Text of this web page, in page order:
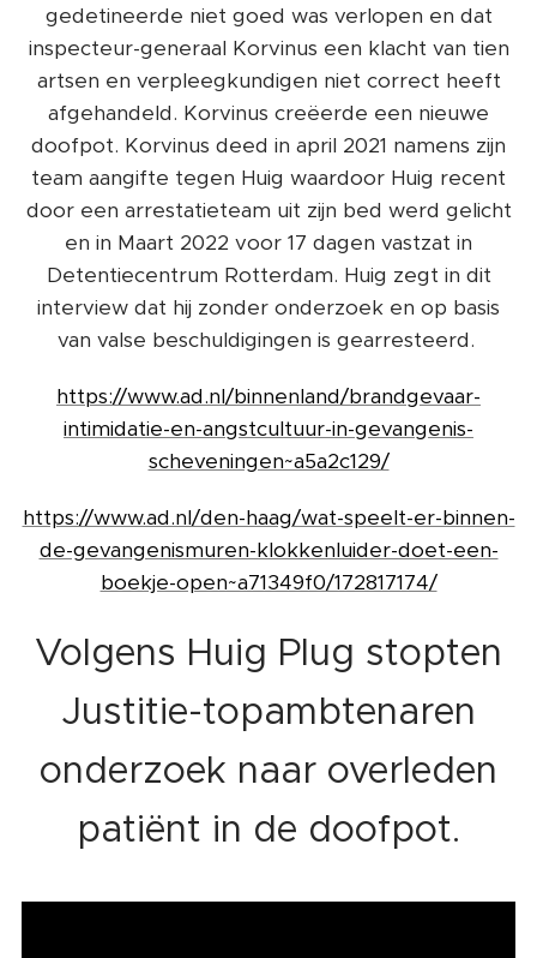
gedetineerde niet goed was verlopen en dat
inspecteur-generaal Korvinus een klacht van tien
artsen en verpleegkundigen niet correct heeft
afgehandeld. Korvinus creëerde een nieuwe
doofpot. Korvinus deed in april 2021 namens zijn
team aangifte tegen Huig waardoor Huig recent
door een arrestatieteam uit zijn bed werd gelicht
en in Maart 2022 voor 17 dagen vastzat in
Detentiecentrum Rotterdam. Huig zegt in dit
interview dat hij zonder onderzoek en op basis
van valse beschuldigingen is gearresteerd.
https://www.ad.nl/binnenland/brandgevaar-
intimidatie-en-angstcultuur-in-gevangenis-
scheveningen~a5a2c129/
https://www.ad.nl/den-haag/wat-speelt-er-binnen-
de-gevangenismuren-klokkenluider-doet-een-
boekje-open~a71349f0/172817174/
Volgens Huig Plug stopten
Justitie-topambtenaren
onderzoek naar overleden
patiënt in de doofpot.